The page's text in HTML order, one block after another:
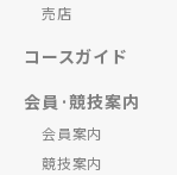
売店
コースガイド
会員·競技案内
会員案内
競技案内